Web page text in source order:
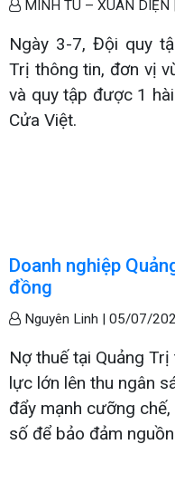
MINH TÚ – XUÂN DIỆN
Ngày 3-7, Đội quy
Trị thông tin, đơn vị
và quy tập được 1
Cửa Việt.
Doanh nghiệp
đồng
Nguyên Linh | 05/07/
Nợ thuế tại Quảng
lực lớn lên thu ngân
đẩy mạnh cưỡng
số để bảo đảm